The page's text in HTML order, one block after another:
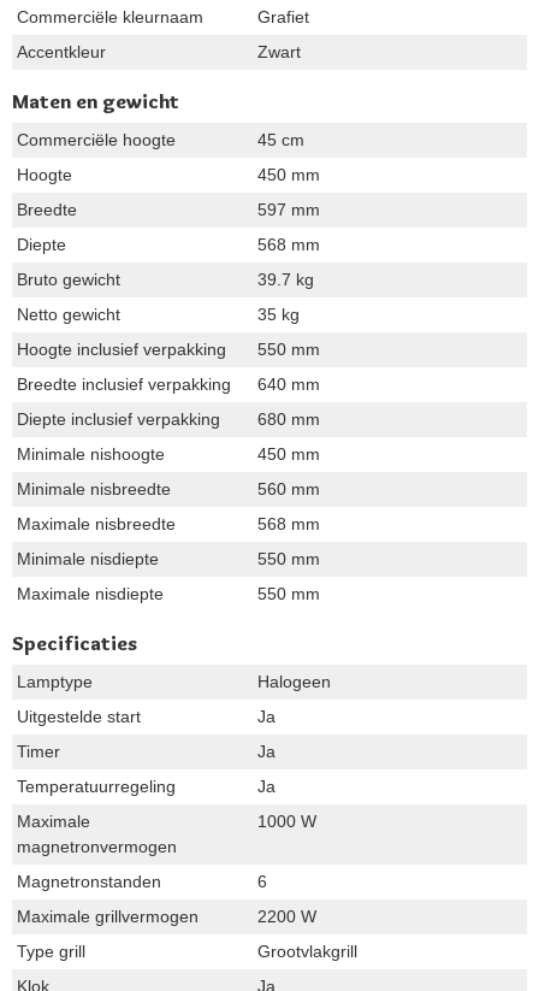
Commerciële kleurnaam
Grafiet
Accentkleur
Zwart
Maten en gewicht
Commerciële hoogte
45 cm
Hoogte
450 mm
Breedte
597 mm
Diepte
568 mm
Bruto gewicht
39.7 kg
Netto gewicht
35 kg
Hoogte inclusief verpakking
550 mm
Breedte inclusief verpakking
640 mm
Diepte inclusief verpakking
680 mm
Minimale nishoogte
450 mm
Minimale nisbreedte
560 mm
Maximale nisbreedte
568 mm
Minimale nisdiepte
550 mm
Maximale nisdiepte
550 mm
Specificaties
Lamptype
Halogeen
Uitgestelde start
Ja
Timer
Ja
Temperatuurregeling
Ja
Maximale
magnetronvermogen
1000 W
Magnetronstanden
6
Maximale grillvermogen
2200 W
Type grill
Grootvlakgrill
Klok
Ja